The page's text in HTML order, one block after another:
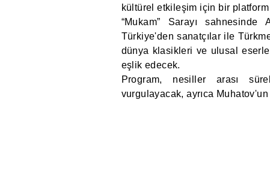
kültürel etkileşim için bir
“Mukam” Sarayı sahnesinde
Türkiye'den sanatçılar ile
dünya klasikleri ve ulusal
eşlik edecek.
Program, nesiller arası
vurgulayacak, ayrıca